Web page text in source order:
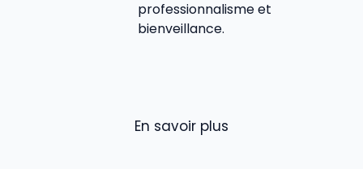
professionnalisme et
bienveillance.
En savoir plus